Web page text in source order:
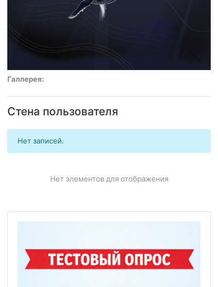
Галлерея:
Стена пользователя
Нет записей.
Нет элементов для отображения